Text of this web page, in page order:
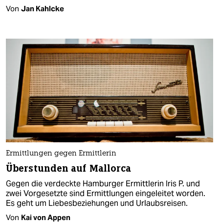
Von Jan Kahlcke
Ermittlungen gegen Ermittlerin
Überstunden auf Mallorca
Gegen die verdeckte Hamburger Ermittlerin Iris P. und
zwei Vorgesetzte sind Ermittlungen eingeleitet worden.
Es geht um Liebesbeziehungen und Urlaubsreisen.
Von Kai von Appen